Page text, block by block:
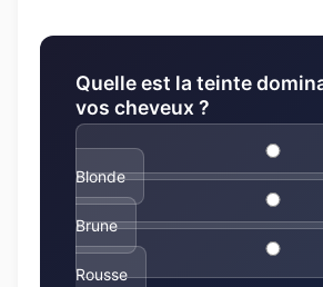
Quelle est la teinte
vos cheveux ?
Blonde
Brune
Rousse